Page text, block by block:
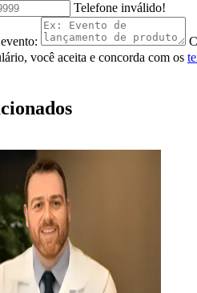
Telefone inválido!
você aceita e concorda com os